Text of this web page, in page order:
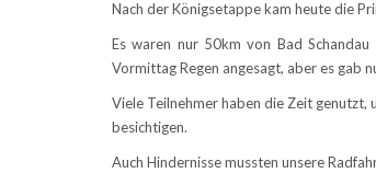
Nach der Königsetappe kam heute die
Es waren nur 50km von Bad
Vormittag Regen angesagt, aber es gab
Viele Teilnehmer haben die Zeit genutzt,
besichtigen.
Auch Hindernisse mussten unsere